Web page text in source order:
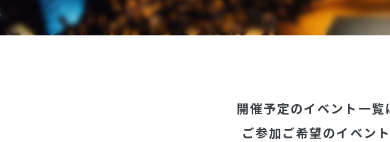
開催予定のイベント一覧
ご参加ご希望のイベン